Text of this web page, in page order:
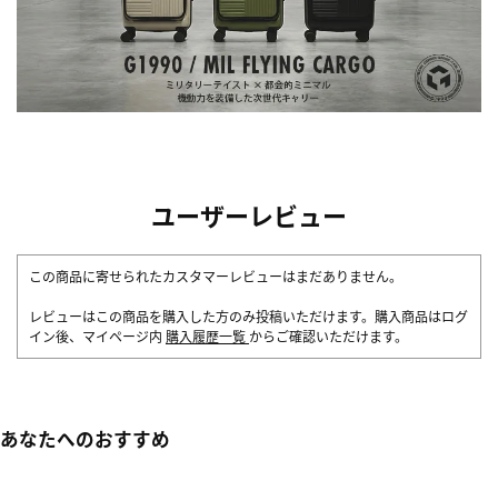
ユーザーレビュー
この商品に寄せられたカスタマーレビューはまだありません。
レビューはこの商品を購入した方のみ投稿いただけます。購入商品はログ
イン後、マイページ内 購入履歴一覧 からご確認いただけます。
あなたへのおすすめ